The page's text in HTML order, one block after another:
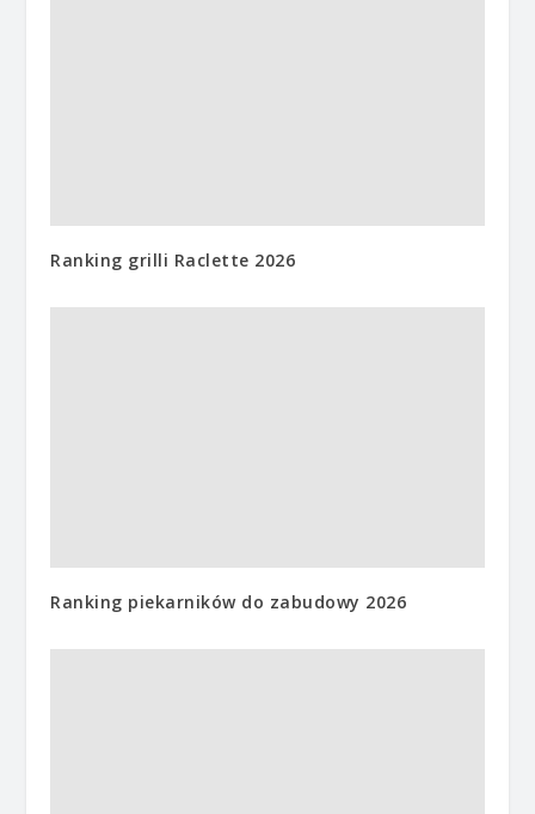
Ranking grilli Raclette 2026
Ranking piekarników do zabudowy 2026